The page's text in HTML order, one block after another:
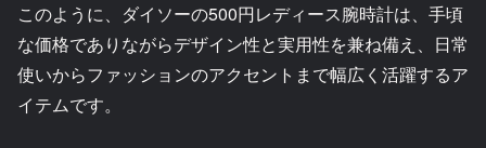
このように、ダイソーの500円レディース腕時計は、手頃
な価格でありながらデザイン性と実用性を兼ね備え、日常
使いからファッションのアクセントまで幅広く活躍するア
イテムです。